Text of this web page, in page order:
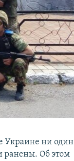
Украине ни один
ранены. Об этом